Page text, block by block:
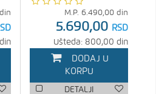
din M.P. 6.490,00 din
5.690,00 RSD
Ušteda: 800,00 din
DODAJ U
KORPU
DETALJI